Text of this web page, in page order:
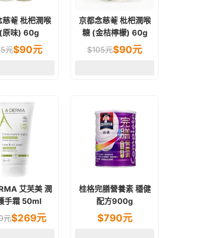
慈菴 枇杷潤喉
原味) 60g
元$90元
京都念慈菴 枇杷潤喉
糖 (金桔檸檬) 60g
$105元$90元
艾芙美 潤
手霜 50ml
元$269元
桂格完膳營養素 穩健
配方900g
$790元